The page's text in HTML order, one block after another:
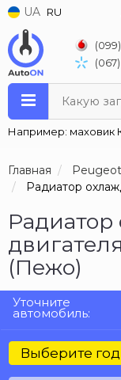
UA RU
(099)
(067)
Какую
Например: маховик
Главная Peugeot
Радиатор
(Пежо)
Уточните
автомобиль:
Выберите год